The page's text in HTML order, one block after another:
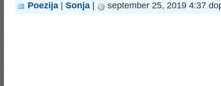
Poezija Sonja september 25, 2019 4:37